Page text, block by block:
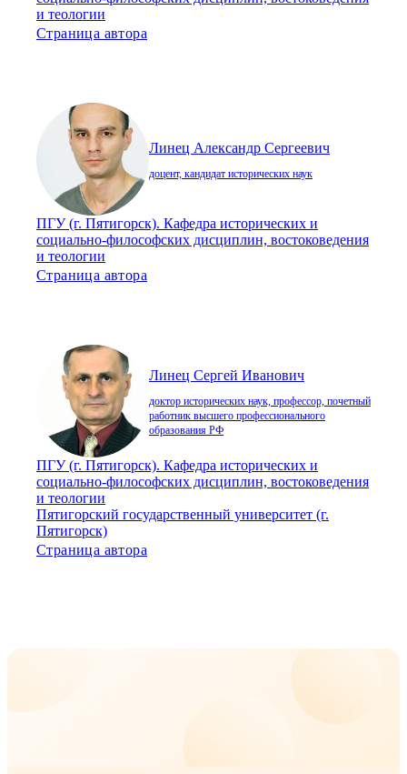
и теологии
Страница автора
Линец Александр Сергеевич
доцент, кандидат исторических наук
ПГУ (г. Пятигорск). Кафедра исторических и
социально-философских дисциплин, востоковедения
и теологии
Страница автора
Линец Сергей Иванович
доктор исторических наук, профессор, почетный
работник высшего профессионального
образования РФ
ПГУ (г. Пятигорск). Кафедра исторических и
социально-философских дисциплин, востоковедения
и теологии
Пятигорский государственный университет (г.
Пятигорск)
Страница автора